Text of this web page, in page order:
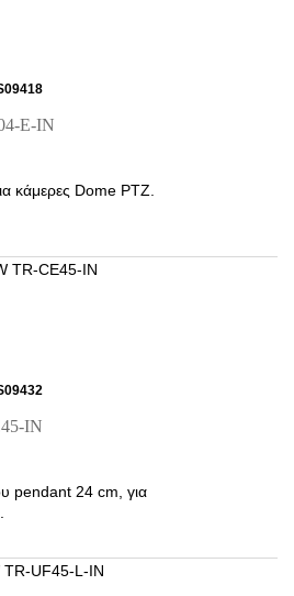
E-IN
κάμερες Dome PTZ.
IN
pendant 24 cm, για